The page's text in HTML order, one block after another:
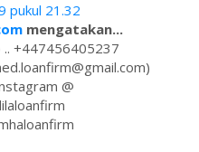
pukul 21.32
mengatakan...
.. +447456405237
@